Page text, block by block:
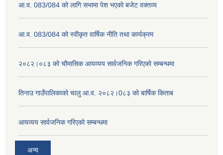
आ.व. 083/084 को लागि सभामा पेश भएको बजेट वक्तव्य
आ.व. 083/084 को स्वीकृत वार्षिक नीति तथा कार्यक्रम
२०८२।०८३ को चौमासिक आयव्यय सार्वजनिक गरिएको सम्बन्धमा
तिनाउ गाउँपालिकाको चालु आ.व. २०८२।0८३ को बार्षिक किताब
आयव्यय सार्वजनिक गरिएको सम्बन्धमा
अन्य